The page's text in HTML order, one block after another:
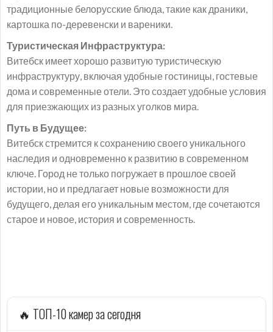
традиционные белорусские блюда, такие как драники,
картошка по-деревенски и вареники.
Туристическая Инфраструктура:
Витебск имеет хорошо развитую туристическую
инфраструктуру, включая удобные гостиницы, гостевые
дома и современные отели. Это создает удобные условия
для приезжающих из разных уголков мира.
Путь в Будущее:
Витебск стремится к сохранению своего уникального
наследия и одновременно к развитию в современном
ключе. Город не только погружает в прошлое своей
истории, но и предлагает новые возможности для
будущего, делая его уникальным местом, где сочетаются
старое и новое, история и современность.
🔥 ТОП-10 камер за сегодня